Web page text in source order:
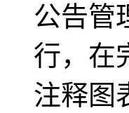
公告管
行，在
注释图